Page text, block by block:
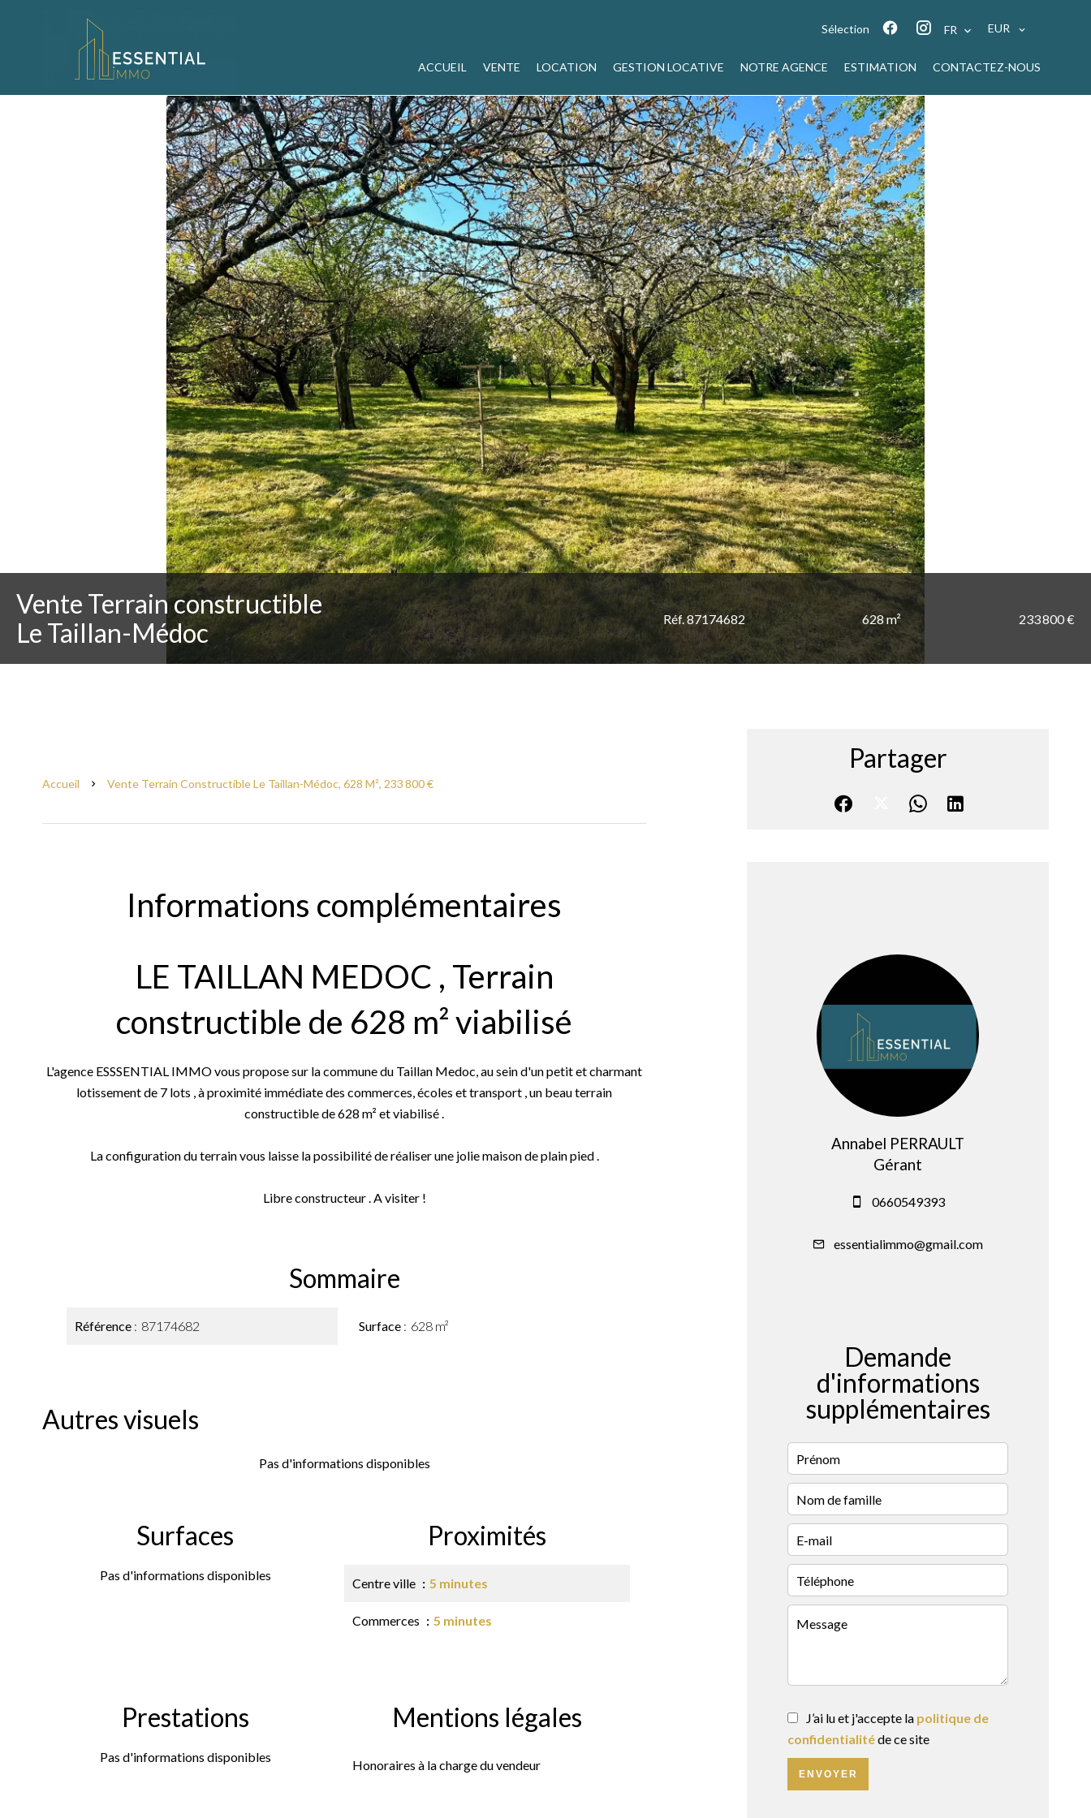
Sélection FR EUR
ACCUEIL VENTE LOCATION GESTION LOCATIVE NOTRE AGENCE ESTIMATION CONTACTEZ-NOUS
Vente Terrain constructible
Le Taillan-Médoc
Réf. 87174682 628 m² 233 800 €
Accueil Vente Terrain Constructible Le Taillan-Médoc, 628 M², 233 800 €
Informations complémentaires
LE TAILLAN MEDOC , Terrain
constructible de 628 m² viabilisé
L'agence ESSSENTIAL IMMO vous propose sur la commune du Taillan Medoc, au sein d'un petit et charmant
lotissement de 7 lots , à proximité immédiate des commerces, écoles et transport , un beau terrain
constructible de 628 m² et viabilisé .
La configuration du terrain vous laisse la possibilité de réaliser une jolie maison de plain pied .
Libre constructeur . A visiter !
Sommaire
Référence 87174682 Surface 628 m²
Autres visuels
Pas d'informations disponibles
Surfaces
Pas d'informations disponibles
Proximités
Centre ville 5 minutes
Commerces 5 minutes
Prestations
Pas d'informations disponibles
Mentions légales
Honoraires à la charge du vendeur
Partager
Annabel PERRAULT
Gérant
0660549393
essentialimmo@gmail.com
Demande
d'informations
supplémentaires
J’ai lu et j'accepte la politique de
confidentialitéde ce site
ENVOYER